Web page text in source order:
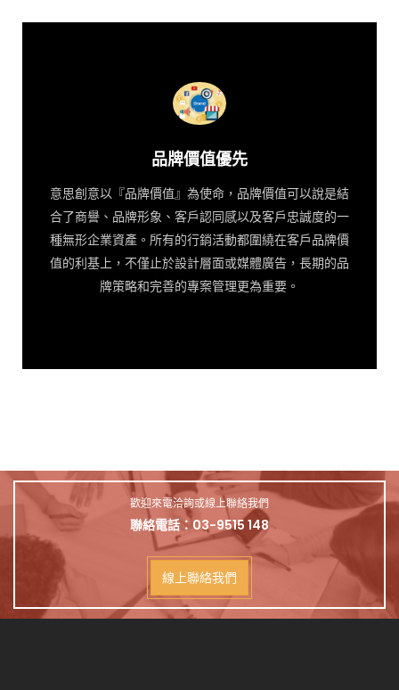
品牌價值優先
意思創意以『品牌價值』為使命，品牌價值可以說是結
合了商譽、品牌形象、客戶認同感以及客戶忠誠度的一
種無形企業資產。所有的行銷活動都圍繞在客戶品牌價
值的利基上，不僅止於設計層面或媒體廣告，長期的品
牌策略和完善的專案管理更為重要。
歡迎來電洽詢或線上聯絡我們
聯絡電話：03-9515 148
線上聯絡我們